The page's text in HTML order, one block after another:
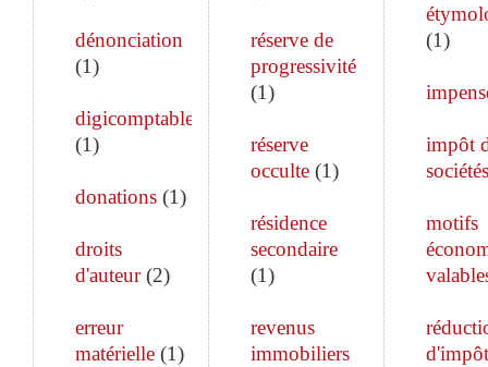
dénonciation
(1)
digicomptable
(1)
donations (1)
droits
d'auteur(2)
erreur
matérielle (1)
réserve de
progressivité
(1)
réserve
occulte(1)
résidence
secondaire
(1)
revenus
immobiliers
(1)
impôt
sociétés
motifs
d'impôt